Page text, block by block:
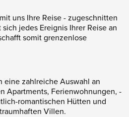
uns Ihre Reise - zugeschnitten
jedes Ereignis Ihrer Reise an
somit grenzenlose
eine zahlreiche Auswahl an
Apartments, Ferienwohnungen, -
romantischen Hütten und
Villen.